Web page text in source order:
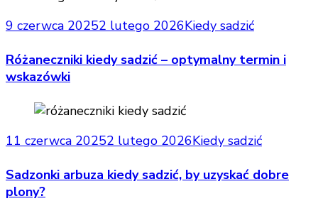
9 czerwca 20252 lutego 2026Kiedy sadzić
Różaneczniki kiedy sadzić – optymalny termin i
wskazówki
11 czerwca 20252 lutego 2026Kiedy sadzić
Sadzonki arbuza kiedy sadzić, by uzyskać dobre
plony?